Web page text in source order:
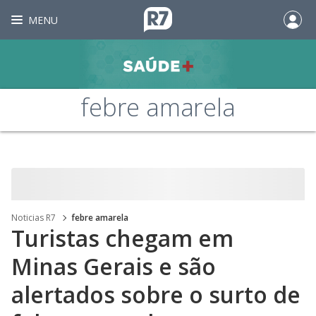
MENU
febre amarela
Noticias R7 febre amarela
Turistas chegam em
Minas Gerais e são
alertados sobre o surto de